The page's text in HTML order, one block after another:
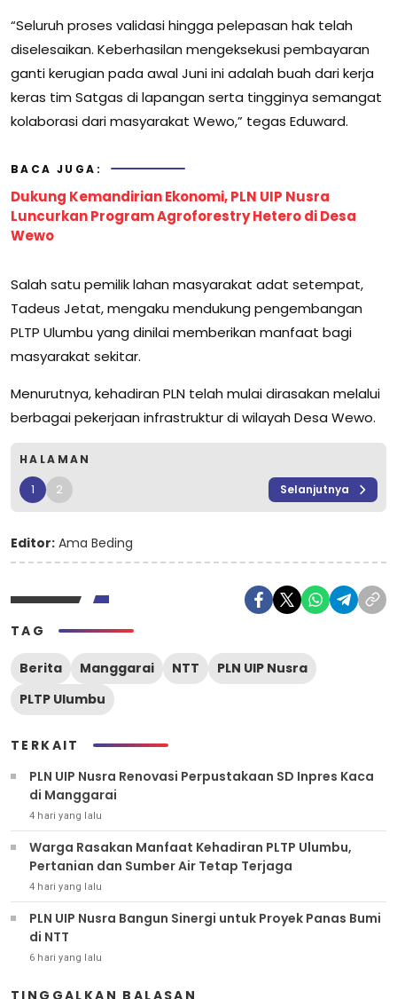
“Seluruh proses validasi hingga pelepasan hak telah
diselesaikan. Keberhasilan mengeksekusi pembayaran
ganti kerugian pada awal Juni ini adalah buah dari kerja
keras tim Satgas di lapangan serta tingginya semangat
kolaborasi dari masyarakat Wewo,” tegas Eduward.
BACA JUGA:
Dukung Kemandirian Ekonomi, PLN UIP Nusra
Luncurkan Program Agroforestry Hetero di Desa
Wewo
Salah satu pemilik lahan masyarakat adat setempat,
Tadeus Jetat, mengaku mendukung pengembangan
PLTP Ulumbu yang dinilai memberikan manfaat bagi
masyarakat sekitar.
Menurutnya, kehadiran PLN telah mulai dirasakan melalui
berbagai pekerjaan infrastruktur di wilayah Desa Wewo.
HALAMAN
1 2 Selanjutnya
Editor: Ama Beding
TAG
Berita Manggarai NTT
PLN UIP Nusra
PLTP Ulumbu
TERKAIT
PLN UIP Nusra Renovasi Perpustakaan SD Inpres Kaca
di Manggarai
4 hari yang lalu
Warga Rasakan Manfaat Kehadiran PLTP Ulumbu,
Pertanian dan Sumber Air Tetap Terjaga
4 hari yang lalu
PLN UIP Nusra Bangun Sinergi untuk Proyek Panas Bumi
di NTT
6 hari yang lalu
TINGGALKAN BALASAN